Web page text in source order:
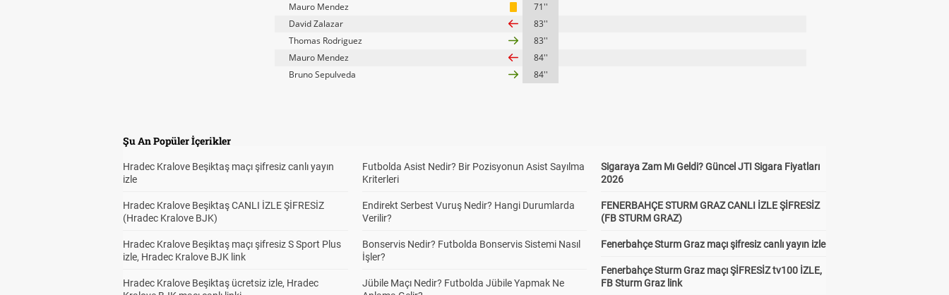
Mauro Mendez
71''
David Zalazar
83''
Thomas Rodriguez
83''
Mauro Mendez
84''
Bruno Sepulveda
84''
Şu An Popüler İçerikler
Hradec Kralove Beşiktaş maçı şifresiz canlı yayın
izle
Hradec Kralove Beşiktaş CANLI İZLE ŞİFRESİZ
(Hradec Kralove BJK)
Hradec Kralove Beşiktaş maçı şifresiz S Sport Plus
izle, Hradec Kralove BJK link
Hradec Kralove Beşiktaş ücretsiz izle, Hradec
Futbolda Asist Nedir? Bir Pozisyonun Asist Sayılma
Kriterleri
Endirekt Serbest Vuruş Nedir? Hangi Durumlarda
Verilir?
Bonservis Nedir? Futbolda Bonservis Sistemi Nasıl
İşler?
Jübile Maçı Nedir? Futbolda Jübile Yapmak Ne
Sigaraya Zam Mı Geldi? Güncel JTI Sigara Fiyatları
2026
FENERBAHÇE STURM GRAZ CANLI İZLE ŞİFRESİZ
(FB STURM GRAZ)
Fenerbahçe Sturm Graz maçı şifresiz canlı yayın izle
Fenerbahçe Sturm Graz maçı ŞİFRESİZ tv100 İZLE,
FB Sturm Graz link